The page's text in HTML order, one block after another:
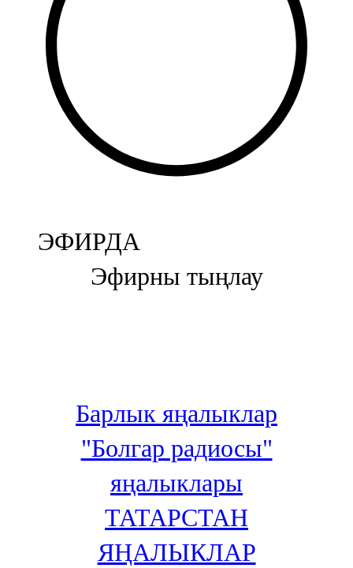
Балык бистәсе
104,9 FM
Баулы
107,5 FM
Биләр
Болгар
106,0 FM
Бөгелмә
100,3 FM
106,6 FM
Кадыбаш
105,2 FM
ЭФИРДА
Эфирны тыңлау
Барлык яңалыклар
"Болгар радиосы"
яңалыклары
ТАТАРСТАН
ЯҢАЛЫКЛАР